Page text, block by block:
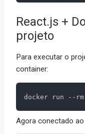
React.js +
projeto
Para executar o
container:
docker run --
Agora conectado